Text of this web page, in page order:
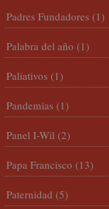
Padres Fundadores (1)
Palabra del año (1)
Paliativos (1)
Pandemias (1)
Panel I-Wil (2)
Papa Francisco (13)
Paternidad (5)